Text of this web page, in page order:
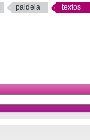
paideia textos